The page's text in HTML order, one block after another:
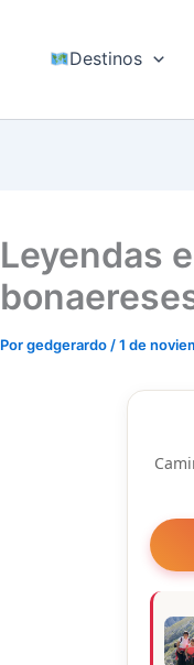
Destinos
Leyendas
Porgedgerardo /1 de